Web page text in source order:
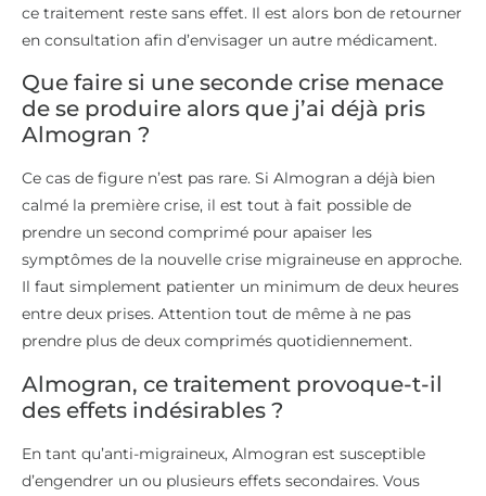
ce traitement reste sans effet. Il est alors bon de retourner
en consultation afin d’envisager un autre médicament.
Que faire si une seconde crise menace
de se produire alors que j’ai déjà pris
Almogran ?
Ce cas de figure n’est pas rare. Si Almogran a déjà bien
calmé la première crise, il est tout à fait possible de
prendre un second comprimé pour apaiser les
symptômes de la nouvelle crise migraineuse en approche.
Il faut simplement patienter un minimum de deux heures
entre deux prises. Attention tout de même à ne pas
prendre plus de deux comprimés quotidiennement.
Almogran, ce traitement provoque-t-il
des effets indésirables ?
En tant qu’anti-migraineux, Almogran est susceptible
d’engendrer un ou plusieurs effets secondaires. Vous